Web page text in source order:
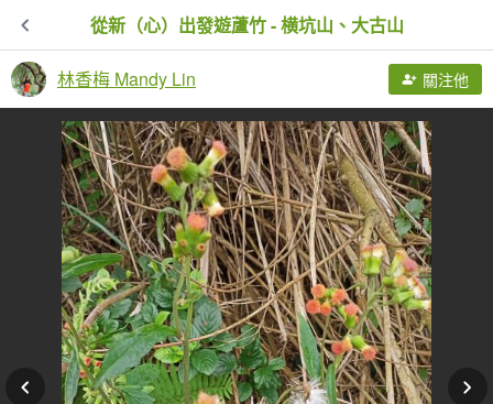
從新（心）出發遊蘆竹 - 横坑山、大古山
林香梅 Mandy Lin 關注他